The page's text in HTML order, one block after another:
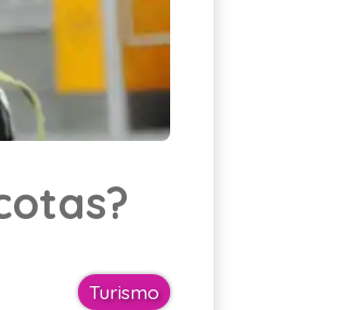
asistencia
Turismo